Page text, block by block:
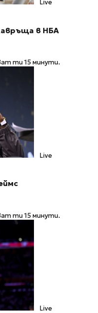
Live
в НБА
ти 15 минути.
Live
ти 15 минути.
Live